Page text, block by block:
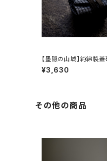
【墨隠の山城】純綿製蓋
内【 【 墨隐の山城 】香
物染仕覆 めカップ袋 【
¥3,630
その他の商品